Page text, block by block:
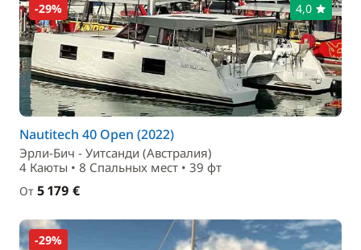
-29% 4,0
Nautitech 40 Open (2022)
Эрли-Бич - Уитсанди (Австралия)
4 Каюты • 8 Спальныx мест • 39 фт
От 5 179 €
-29%